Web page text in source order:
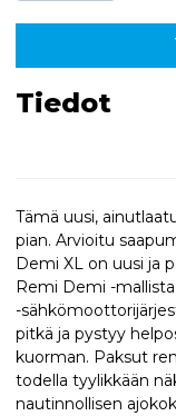
Tiedot
Tämä uusi,
pian. Arvioitu
Demi XL on uusi ja
Remi Demi -
-
pitkä ja pystyy
kuorman. Paksut
todella tyylikkään
nautinnollisen